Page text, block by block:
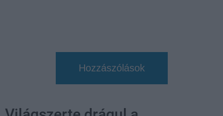
Hozzászólások